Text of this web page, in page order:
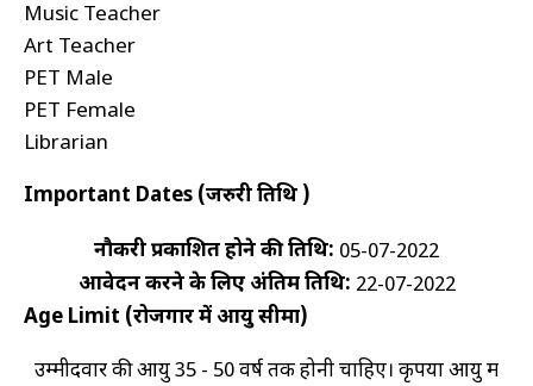
Music Teacher
Art Teacher
PET Male
PET Female
Librarian
Important Dates (जरुरी तिथि )
नौकरी प्रकाशित होने की तिथि: 05-07-2022
आवेदन करने के लिए अंतिम तिथि: 22-07-2022
Age Limit (रोजगार में आयु सीमा)
उम्मीदवार की आयु 35 - 50 वर्ष तक होनी चाहिए। कृपया आयु में